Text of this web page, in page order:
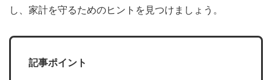
し、家計を守るためのヒントを見つけましょう。
記事ポイント